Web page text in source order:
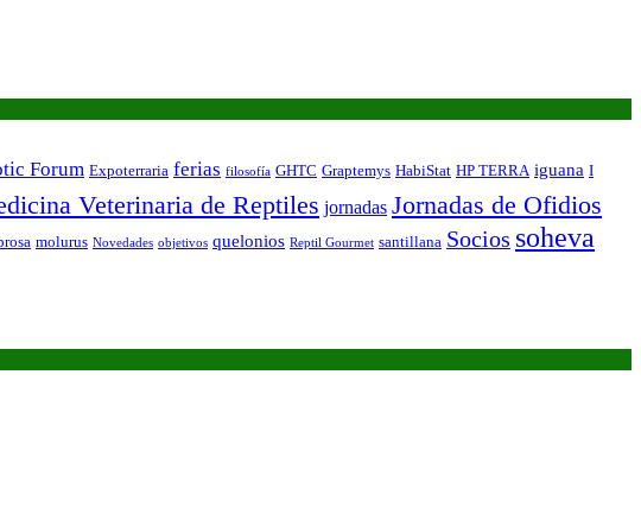
Forum Expoterraria ferias filosofía GHTC Graptemys HabiStat HP TERRA iguana I
Veterinaria de Reptiles jornadas Jornadas de Ofidios
molurus Novedades objetivos quelonios Reptil Gourmet santillana Socios soheva